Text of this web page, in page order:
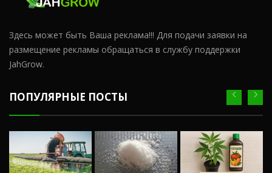
Здесь может быть Ваша реклама!!! Для подачи заявки на
размещение рекламы обращаться в службу поддержки
JahGrow.
ПОПУЛЯРНЫЕ ПОСТЫ